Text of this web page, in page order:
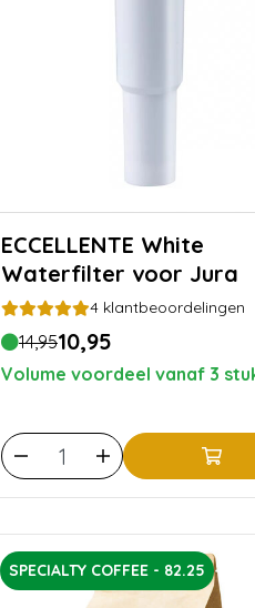
ECCELLENTE White
Waterfilter voor Jura
4 klantbeoordelingen
14,9510,95
Volume voordeel vanaf 3
SPECIALTY COFFEE - 82.25